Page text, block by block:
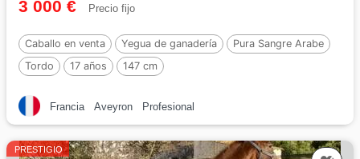
3 000 € Precio fijo
Caballo en venta Yegua de ganadería
Pura Sangre Arabe
Tordo
17 años 147 cm
Francia Aveyron Profesional
PRESTIGIO